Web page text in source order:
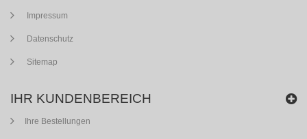
Impressum
Datenschutz
Sitemap
IHR KUNDENBEREICH
Ihre Bestellungen